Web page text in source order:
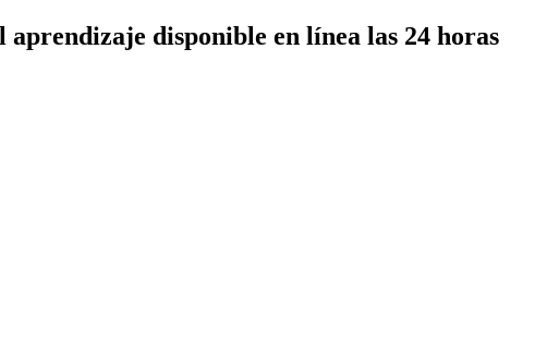
disponible en línea las 24 horas